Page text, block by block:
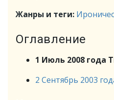
Жанры и теги:
Оглавление
1 Июль 2008 года
2 Сентябрь 2003